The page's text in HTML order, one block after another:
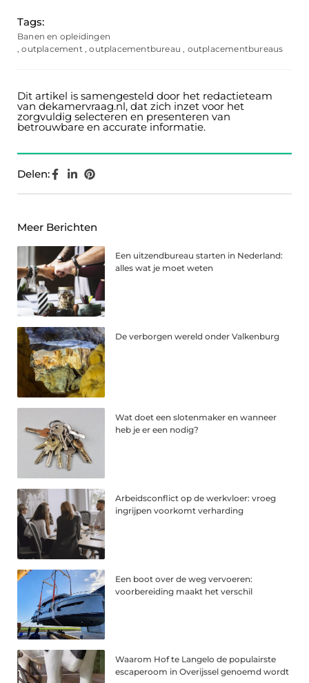
Tags:
Banen en opleidingen
,outplacement,outplacementbureau , outplacementbureaus
Dit artikel is samengesteld door het redactieteam
van dekamervraag.nl, dat zich inzet voor het
zorgvuldig selecteren en presenteren van
betrouwbare en accurate informatie.
Delen:
Meer Berichten
Een uitzendbureau starten in Nederland:
alles wat je moet weten
De verborgen wereld onder Valkenburg
Wat doet een slotenmaker en wanneer
heb je er een nodig?
Arbeidsconflict op de werkvloer: vroeg
ingrijpen voorkomt verharding
Een boot over de weg vervoeren:
voorbereiding maakt het verschil
Waarom Hof te Langelo de populairste
escaperoom in Overijssel genoemd wordt